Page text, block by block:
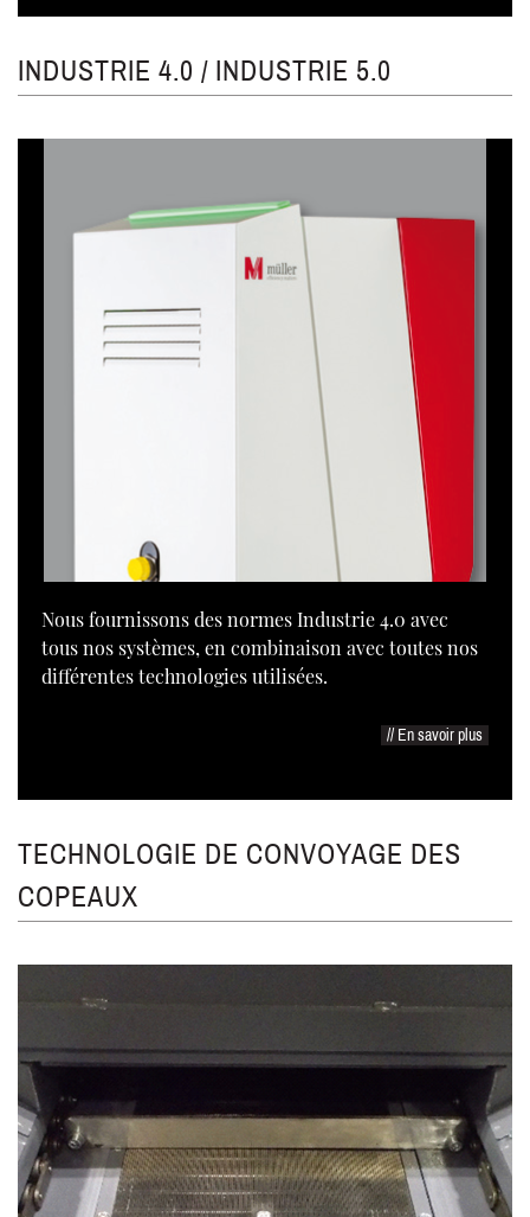
INDUSTRIE 4.0 / INDUSTRIE 5.0
Nous fournissons des normes Industrie 4.0 avec
tous nos systèmes, en combinaison avec toutes nos
différentes technologies utilisées.
// En savoir plus
TECHNOLOGIE DE CONVOYAGE DES
COPEAUX